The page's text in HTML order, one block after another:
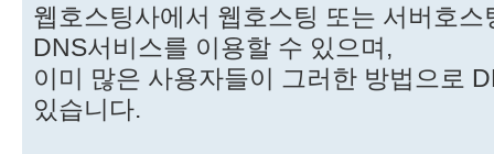
웹호스팅사에서 웹호스팅 또는 서버호
DNS서비스를 이용할 수 있으며,
이미 많은 사용자들이 그러한 방법으로
있습니다.